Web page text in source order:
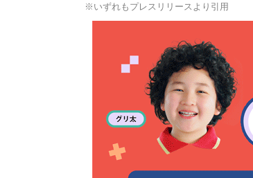
※いずれもプレスリリースより引用